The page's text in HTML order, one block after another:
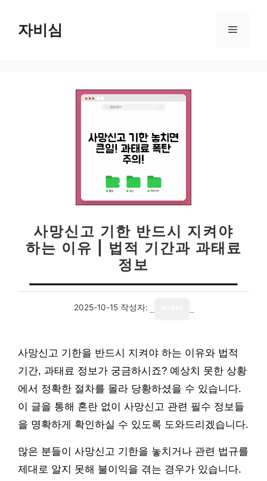
자비심 메
사망신고 기한 반드시 지켜야
하는 이유 | 법적 기간과 과태료
정보
2025-10-15 작성자:
사망신고 기한을 반드시 지켜야 하는 이유와 법적
기간, 과태료 정보가 궁금하시죠? 예상치 못한 상황
에서 정확한 절차를 몰라 당황하셨을 수 있습니다.
이 글을 통해 혼란 없이 사망신고 관련 필수 정보들
을 명확하게 확인하실 수 있도록 도와드리겠습니다.
많은 분들이 사망신고 기한을 놓치거나 관련 법규를
제대로 알지 못해 불이익을 겪는 경우가 있습니다.